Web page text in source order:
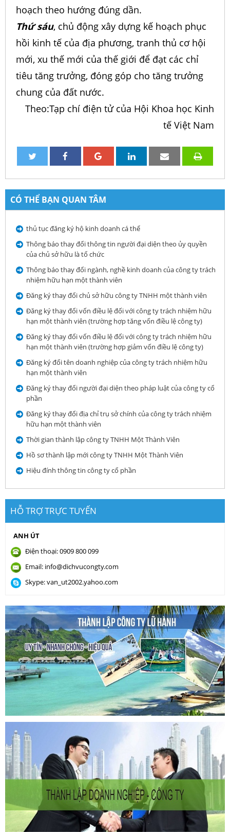
hoạch theo hướng đúng dần.
Thứ sáu, chủ động xây dựng kế hoạch phục
hồi kinh tế của địa phương, tranh thủ cơ hội
mới, xu thế mới của thế giới để đạt các chỉ
tiêu tăng trưởng, đóng góp cho tăng trưởng
chung của đất nước.
Theo:Tạp chí điện tử của Hội Khoa học Kinh
tế Việt Nam
CÓ THỂ BẠN QUAN TÂM
thủ tục đăng ký hộ kinh doanh cá thể
Thông báo thay đổi thông tin người đại diện theo ủy quyền
của chủ sở hữu là tổ chức
Thông báo thay đổi ngành, nghề kinh doanh của công ty trách
nhiệm hữu hạn một thành viên
Đăng ký thay đổi chủ sở hữu công ty TNHH một thành viên
Đăng ký thay đổi vốn điều lệ đối với công ty trách nhiệm hữu
hạn một thành viên (trường hợp tăng vốn điều lệ công ty)
Đăng ký thay đổi vốn điều lệ đối với công ty trách nhiệm hữu
hạn một thành viên (trường hợp giảm vốn điều lệ công ty)
Đăng ký đổi tên doanh nghiệp của công ty trách nhiệm hữu
hạn một thành viên
Đăng ký thay đổi người đại diện theo pháp luật của công ty cổ
phần
Đăng ký thay đổi địa chỉ trụ sở chính của công ty trách nhiệm
hữu hạn một thành viên
Thời gian thành lập công ty TNHH Một Thành Viên
Hồ sơ thành lập mới công ty TNHH Một Thành Viên
Hiệu đính thông tin công ty cổ phần
HỖ TRỢ TRỰC TUYẾN
ANH ÚT
Điện thoại: 0909 800 099
Email: info@dichvucongty.com
Skype: van_ut2002.yahoo.com